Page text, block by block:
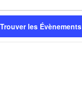
Trouver les Évènements